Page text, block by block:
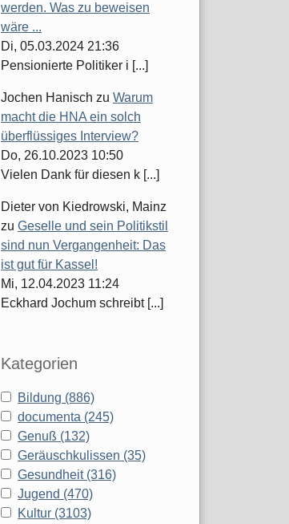
werden. Was zu beweisen
wäre ...
Di, 05.03.2024 21:36
Pensionierte Politiker i [...]
Jochen Hanisch zu Warum
macht die HNA ein solch
überflüssiges Interview?
Do, 26.10.2023 10:50
Vielen Dank für diesen k [...]
Dieter von Kiedrowski, Mainz
zu Geselle und sein Politikstil
sind nun Vergangenheit: Das
ist gut für Kassel!
Mi, 12.04.2023 11:24
Eckhard Jochum schreibt [...]
Kategorien
Bildung (886)
documenta (245)
Genuß (132)
Geräuschkulissen (35)
Gesundheit (316)
Jugend (470)
Kultur (3103)